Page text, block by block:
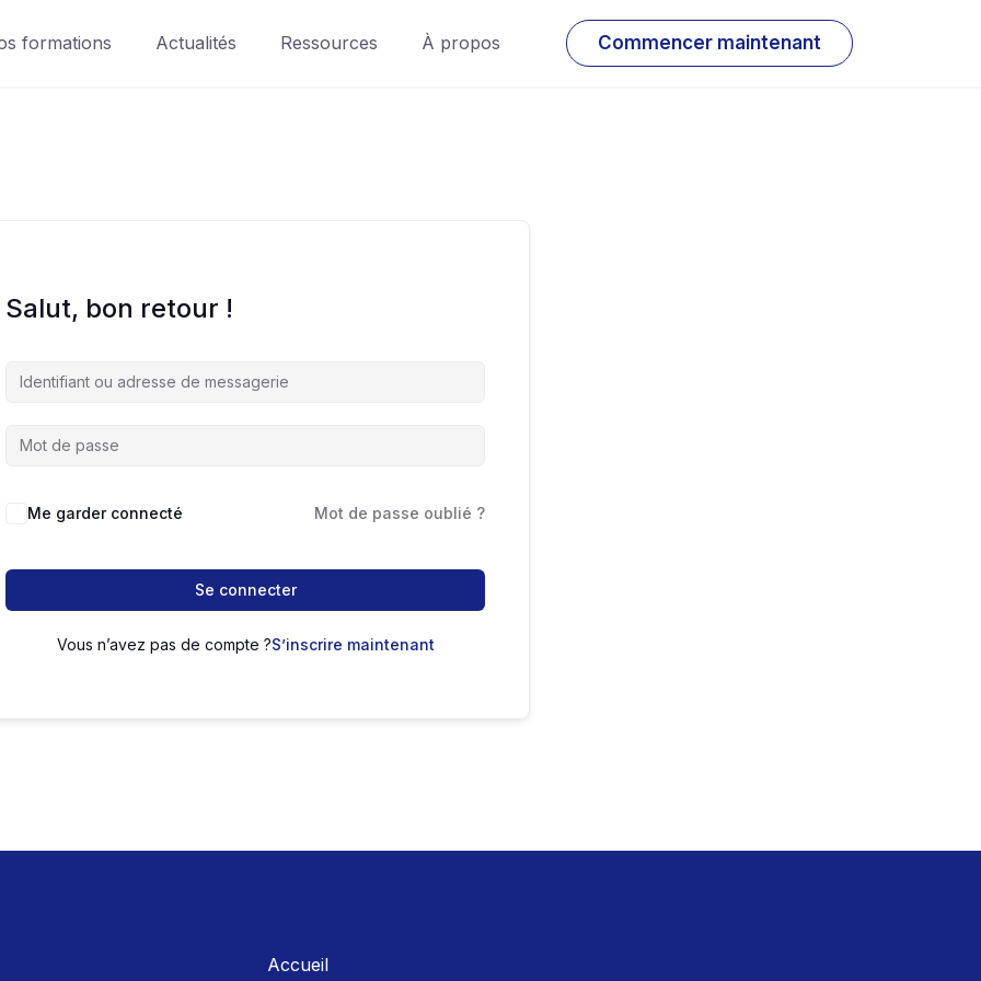
formations Actualités Ressources À propos Commencer maintenant
Salut, bon retour !
Me garder connecté Mot de passe oublié ?
Se connecter
Vous n’avez pas de compte ?S’inscrire maintenant
Accueil